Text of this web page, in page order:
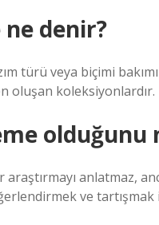
denir?
türü veya biçimi
oluşan koleksiyonlardır.
olduğunu
anlatmaz,
ve